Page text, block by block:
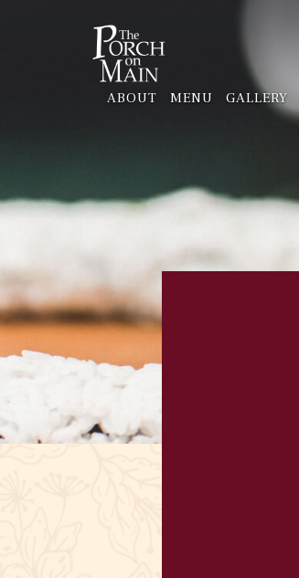
ABOUT MENU GALLERY